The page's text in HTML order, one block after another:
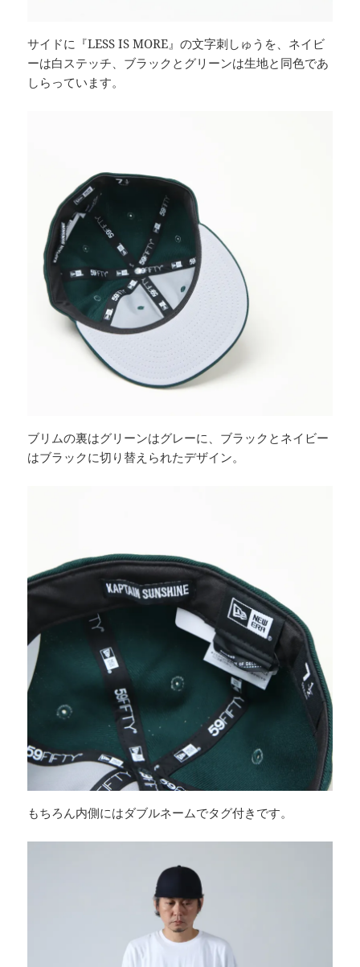
サイドに『LESS IS MORE』の文字刺しゅうを、ネイビ
ーは白ステッチ、ブラックとグリーンは生地と同色であ
しらっています。
ブリムの裏はグリーンはグレーに、ブラックとネイビー
はブラックに切り替えられたデザイン。
もちろん内側にはダブルネームでタグ付きです。